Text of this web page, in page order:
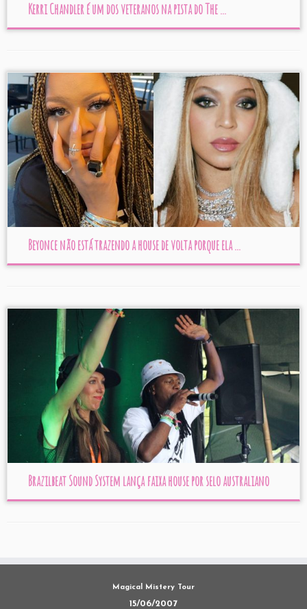
Kerri Chandler é um dos veteranos na pista do The ...
Beyonce não está trazendo a house de volta porque ela ...
Brazilbeat Sound System lança faixa house por selo australiano
Magical Mistery Tour
15/06/2007